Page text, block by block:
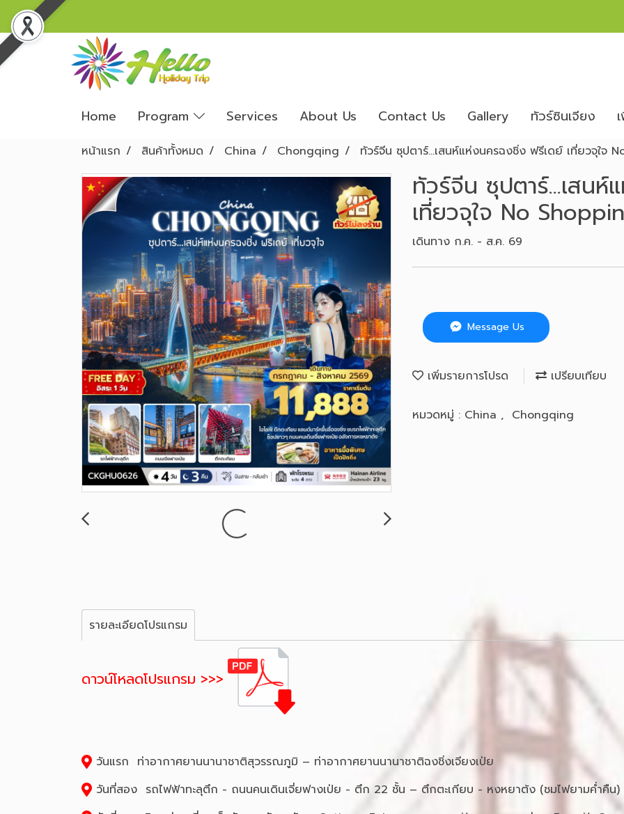
Home Program Services About Us Contact Us Gallery ทัวร์ซินเจียง
หน้าแรก สินค้าทั้งหมด China Chongqing ทัวร์จีน ซุปตาร์...เสนห์แห่งนครฉงชิ่ง ฟรีเดย์ เที่ยวจุใจ
ทัวร์จีน ซุปตาร์...เสน
เที่ยวจุใจ No
เดินทาง ก.ค. - ส.ค. 69
Message Us
เพิ่มรายการโปรด เปรียบเทียบ
หมวดหมู่ : China , Chongqing
รายละเอียดโปรแกรม
ดาวน์โหลดโปรแกรม >>>
วันแรก ท่าอากาศยานนานาชาติสุวรรณภูมิ – ท่าอากาศยานนานาชาติฉงชิ่งเจียงเป่ย
วันที่สอง รถไฟฟ้าทะลุตึก - ถนนคนเดินเจี่ยฟางเป่ย - ตึก 22 ชั้น – ตึกตะเกียบ - หงหยาต้ง (ชมไฟยามค่ำคืน)